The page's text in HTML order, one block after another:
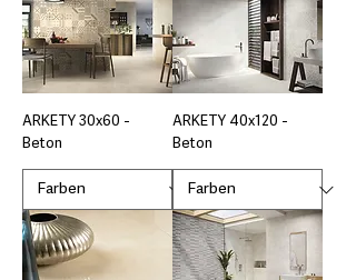
ARKETY 30x60 -
Beton
ARKETY 40x120 -
Beton